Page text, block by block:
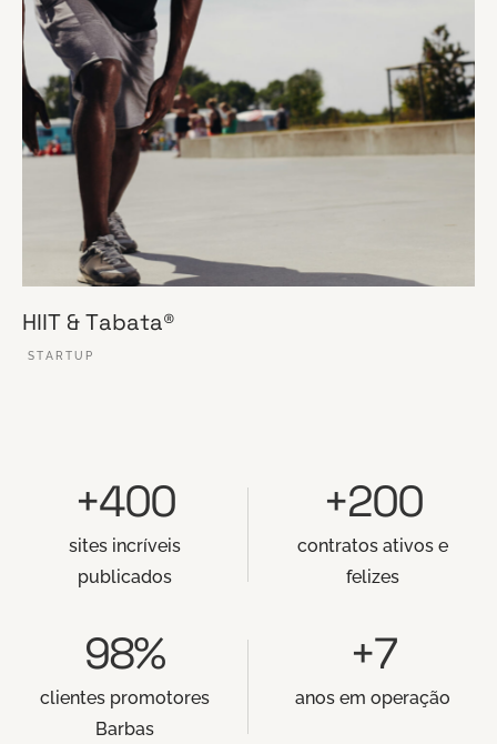
HIIT & Tabata®
STARTUP
+400
sites incríveis
publicados
+200
contratos ativos e
felizes
98%
clientes promotores
Barbas
+7
anos em operação